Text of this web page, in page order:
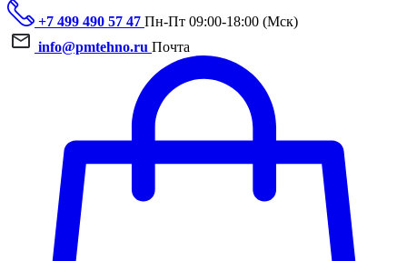
+7 499 490 57 47 Пн-Пт 09:00-18:00 (Мск)
info@pmtehno.ru Почта